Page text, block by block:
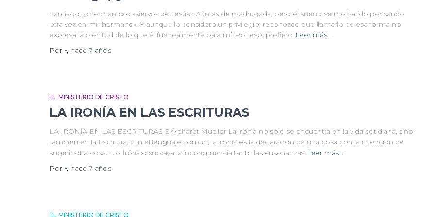
Santiago, ¿«hermano» o «siervo» de Jesús? Aún es de madrugada, pero el sueño se me ha ido pensando
otra vez en mi «hermano». Y aunque lo considero un privilegio, reconozco que llamarlo de esa forma no
expresa la plenitud de lo que él fue realmen­te para mí. Por eso, prefiero Leer más…
Por -, hace 7 años
EL MINISTERIO DE CRISTO
LA IRONÍA EN LAS ESCRITURAS
LA IRONÍA EN LAS ESCRITURAS Ekkehardt Mueller La ironía no sólo se encuentra en la vida cotidiana, sino
también en la Escritura. «En el lenguaje común, la ironía es la declaración de una cosa con la intención de
sugerir otra cosa. . .lo Irónico subraya la incongruencia tanto las enseñanzas Leer más…
Por -, hace 7 años
EL MINISTERIO DE CRISTO